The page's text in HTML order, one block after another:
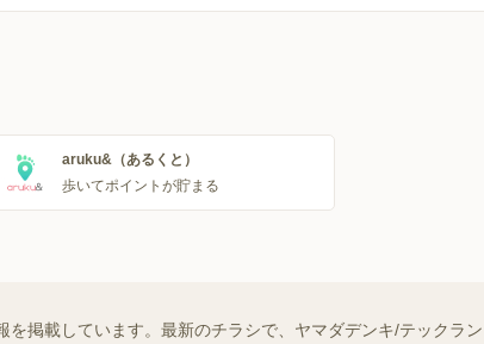
aruku&（あるくと）
歩いてポイントが貯まる
掲載しています。最新のチラシで、ヤマダデンキ/テックラ